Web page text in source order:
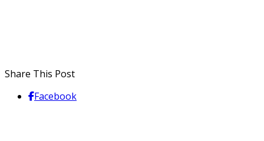
Share This Post
Facebook